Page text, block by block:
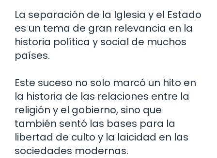
La separación de la Iglesia y el Estado
es un tema de gran relevancia en la
historia política y social de muchos
países.
Este suceso no solo marcó un hito en
la historia de las relaciones entre la
religión y el gobierno, sino que
también sentó las bases para la
libertad de culto y la laicidad en las
sociedades modernas.